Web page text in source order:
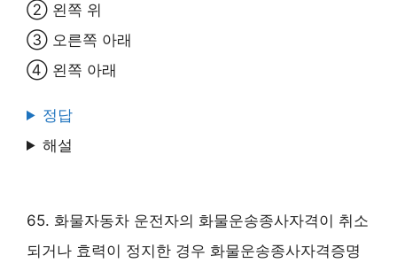
② 왼쪽 위
③ 오른쪽 아래
④ 왼쪽 아래
정답
해설
65. 화물자동차 운전자의 화물운송종사자격이 취소
되거나 효력이 정지한 경우 화물운송종사자격증명